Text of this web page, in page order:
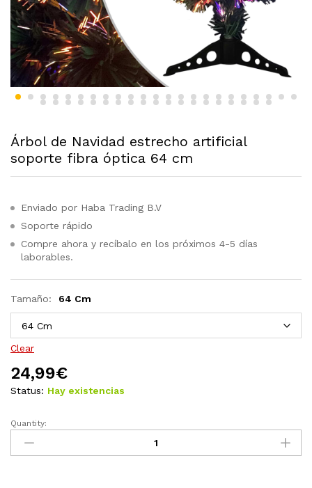
Árbol de Navidad estrecho artificial
soporte fibra óptica 64 cm
Enviado por Haba Trading B.V
Soporte rápido
Compre ahora y recíbalo en los próximos 4-5 días
laborables.
Tamaño: 64 Cm
Clear
24,99€
Status: Hay existencias
Árbol
Navidad
Quantity: